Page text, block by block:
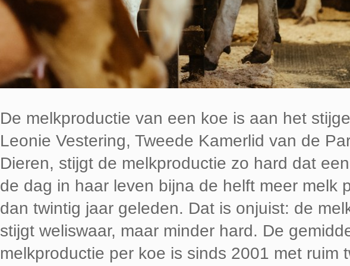
De melkproductie van een koe is aan het
Leonie Vestering, Tweede Kamerlid van de
Dieren, stijgt de melkproductie zo hard dat
de dag in haar leven bijna de helft meer melk
dan twintig jaar geleden. Dat is onjuist: de
stijgt weliswaar, maar minder hard. De
melkproductie per koe is sinds 2001 met ruim